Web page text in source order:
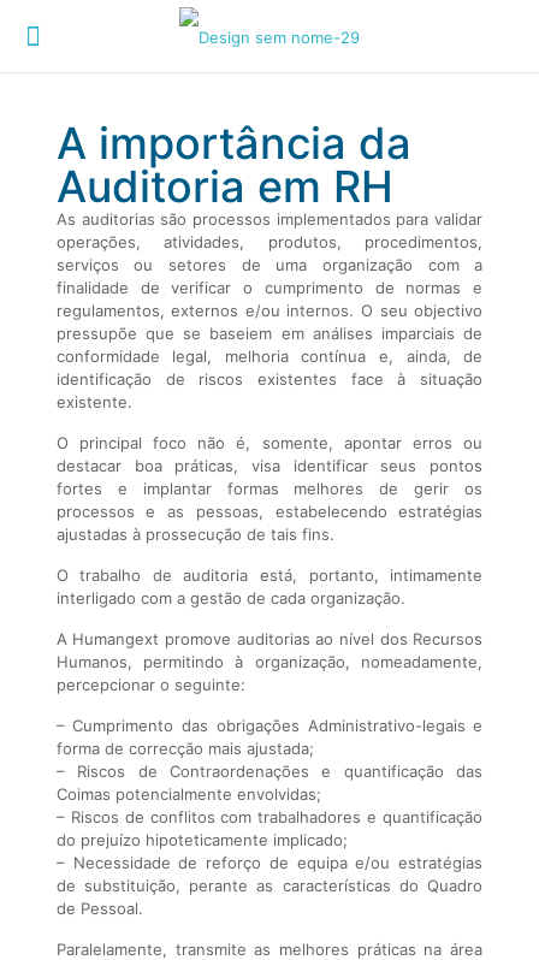
A importância da
Auditoria em RH
As auditorias são processos implementados para validar
operações, atividades, produtos, procedimentos,
serviços ou setores de uma organização com a
finalidade de verificar o cumprimento de normas e
regulamentos, externos e/ou internos. O seu objectivo
pressupõe que se baseiem em análises imparciais de
conformidade legal, melhoria contínua e, ainda, de
identificação de riscos existentes face à situação
existente.
O principal foco não é, somente, apontar erros ou
destacar boa práticas, visa identificar seus pontos
fortes e implantar formas melhores de gerir os
processos e as pessoas, estabelecendo estratégias
ajustadas à prossecução de tais fins.
O trabalho de auditoria está, portanto, intimamente
interligado com a gestão de cada organização.
A Humangext promove auditorias ao nível dos Recursos
Humanos, permitindo à organização, nomeadamente,
percepcionar o seguinte:
– Cumprimento das obrigações Administrativo-legais e
forma de correcção mais ajustada;
– Riscos de Contraordenações e quantificação das
Coimas potencialmente envolvidas;
– Riscos de conflitos com trabalhadores e quantificação
do prejuízo hipoteticamente implicado;
– Necessidade de reforço de equipa e/ou estratégias
de substituição, perante as características do Quadro
de Pessoal.
Paralelamente, transmite as melhores práticas na área